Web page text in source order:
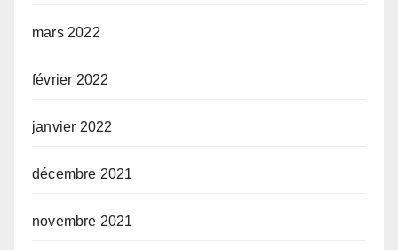
mars 2022
février 2022
janvier 2022
décembre 2021
novembre 2021